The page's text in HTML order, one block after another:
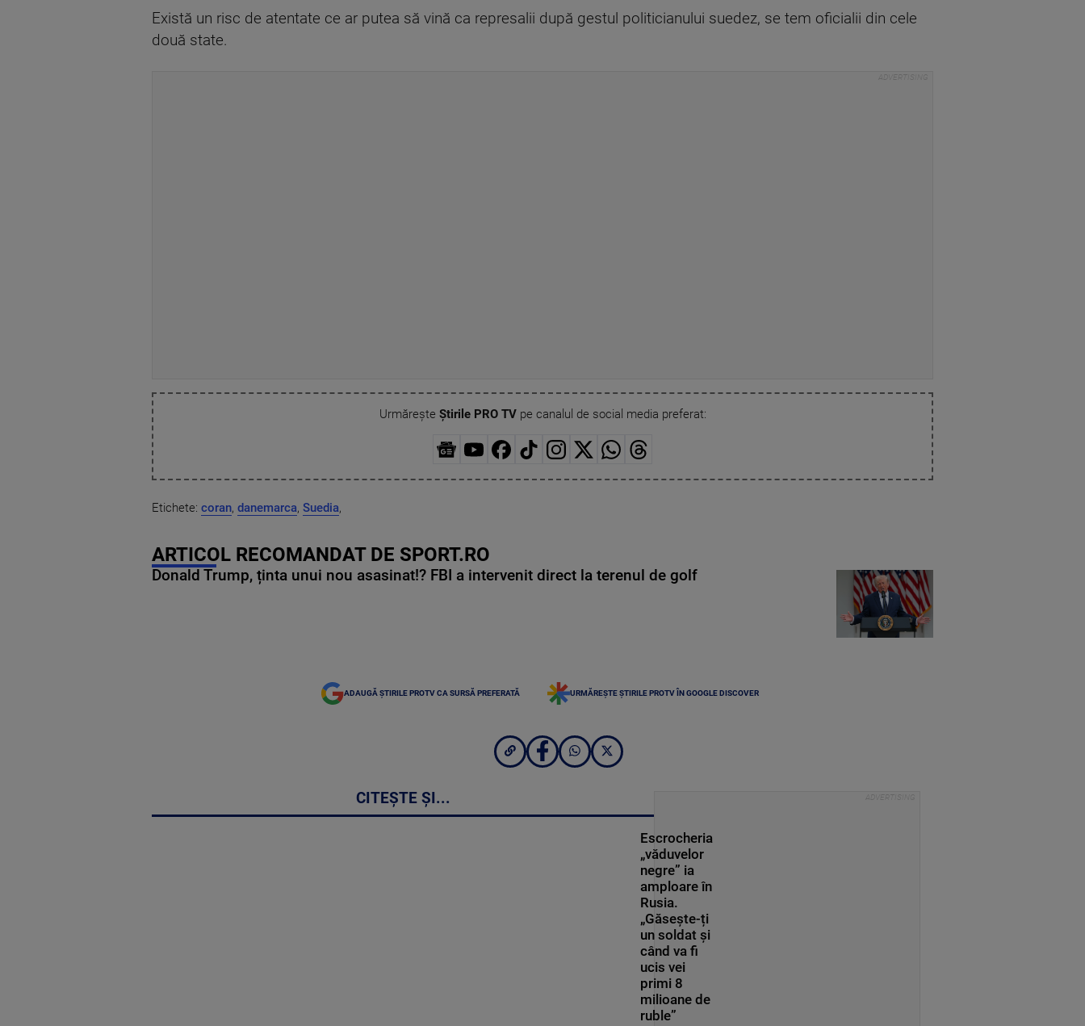
Există un risc de atentate ce ar putea să vină ca represalii după gestul politicianului suedez, se tem oficialii din cele
două state.
Urmărește Știrile PRO TVpe canalul de social media preferat:
Etichete: coran, danemarca, Suedia,
ARTICOL RECOMANDAT DE SPORT.RO
Donald Trump, ținta unui nou asasinat!? FBI a intervenit direct la terenul de golf
ADAUGĂ ȘTIRILE PROTV CA SURSĂ PREFERATĂ URMĂREȘTE ȘTIRILE PROTV ÎN GOOGLE DISCOVER
CITEȘTE ȘI...
Escrocheria
„văduvelor
negre” ia
amploare în
Rusia.
„Găsește-ți
un soldat și
când va fi
ucis vei
primi 8
milioane de
ruble”